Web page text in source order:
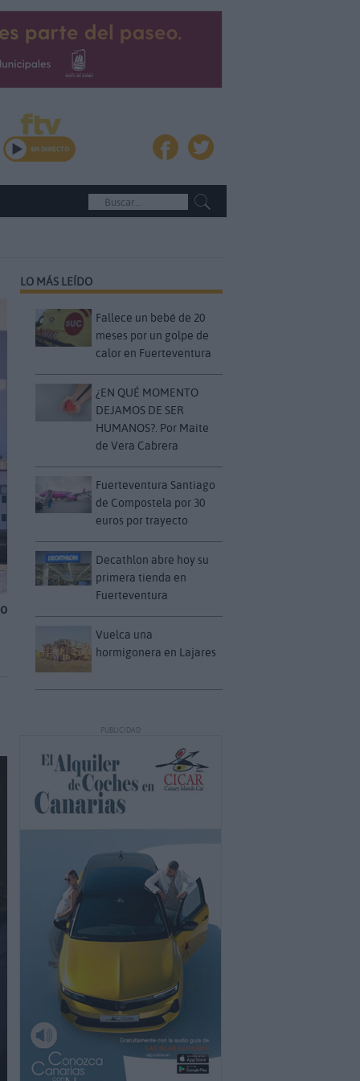
LO MÁS LEÍDO
Fallece un bebé de 20
meses por un golpe de
calor en Fuerteventura
¿EN QUÉ MOMENTO
DEJAMOS DE SER
HUMANOS?. Por Maite
de Vera Cabrera
Fuerteventura Santiago
de Compostela por 30
euros por trayecto
Decathlon abre hoy su
primera tienda en
Fuerteventura
Vuelca una
hormigonera en Lajares
PUBLICIDAD